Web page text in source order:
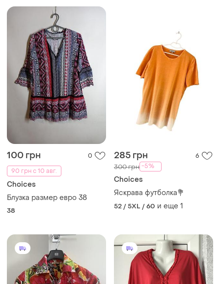
100 грн
0
90 грн с 10 авг.
Choices
Блузка размер евро 38
38
285 грн 6
300 грн -5%
Choices
Яскрава футболка💐
52 / 5XL / 60 и еще 1